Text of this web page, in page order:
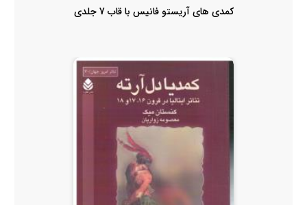
کمدی های آریستو فانیس با قاب 7 جلدی